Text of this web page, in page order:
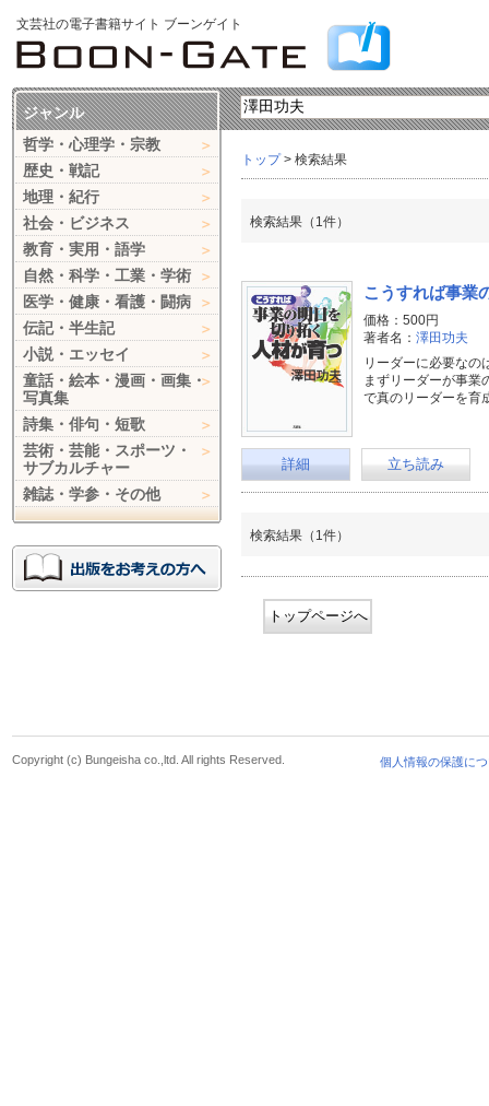
文芸社の電子書籍サイト ブーンゲイト
トップ> 検索結果
検索結果（1件）
こうすれば事業
価格：500円
著者名： 澤田功夫
リーダーに必要な
まずリーダーが事業
で真のリーダーを育
詳細 立ち読み
検索結果（1件）
トップページへ
ジャンル
哲学・心理学・宗教
歴史・戦記
地理・紀行
社会・ビジネス
教育・実用・語学
自然・科学・工業・学術
医学・健康・看護・闘病
伝記・半生記
小説・エッセイ
童話・絵本・漫画・画集・
写真集
詩集・俳句・短歌
芸術・芸能・スポーツ・
サブカルチャー
雑誌・学参・その他
個人情報の保護に
Copyright (c) Bungeisha co.,ltd. All rights Reserved.